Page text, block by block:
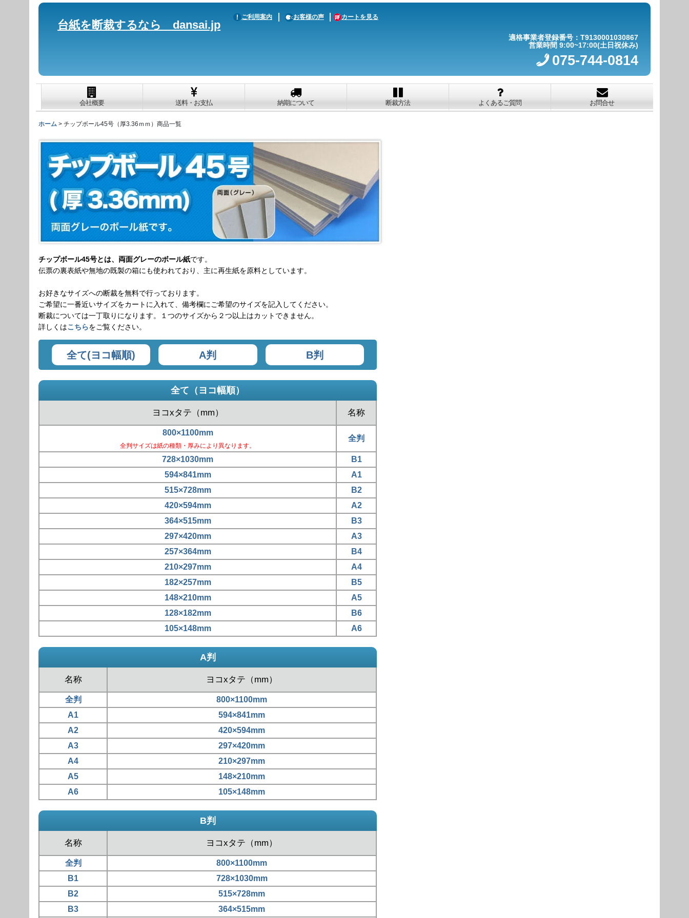
台紙を断裁するなら dansai.jp
ご利用案内 お客様の声 カートを見る
適格事業者登録番号：T9130001030867
営業時間 9:00~17:00(土日祝休み)
075-744-0814
会社概要 送料・お支払 納期について 断裁方法 よくあるご質問 お問合せ
ホーム > チップボール45号（厚3.36ｍｍ）商品一覧
チップボール45号とは、両面グレーのボール紙です。
伝票の裏表紙や無地の既製の箱にも使われており、主に再生紙を原料としています。
お好きなサイズへの断裁を無料で行っております。
ご希望に一番近いサイズをカートに入れて、備考欄にご希望のサイズを記入してください。
断裁については一丁取りになります。１つのサイズから２つ以上はカットできません。
詳しくはこちらをご覧ください。
全て(ヨコ幅順) A判 B判
全て（ヨコ幅順）
ヨコxタテ（mm） 名称
800×1100mm
全判サイズは紙の種類・厚みにより異なります。
全判
728×1030mm
B1
594×841mm
A1
515×728mm
B2
420×594mm
A2
364×515mm
B3
297×420mm
A3
257×364mm
B4
210×297mm
A4
182×257mm
B5
148×210mm
A5
128×182mm
B6
105×148mm
A6
A判
名称 ヨコxタテ（mm）
全判
800×1100mm
A1
594×841mm
A2
420×594mm
A3
297×420mm
A4
210×297mm
A5
148×210mm
A6
105×148mm
B判
名称 ヨコxタテ（mm）
全判
800×1100mm
B1
728×1030mm
B2
515×728mm
B3
364×515mm